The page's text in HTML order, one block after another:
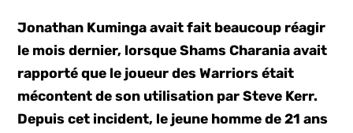
Jonathan Kuminga avait fait beaucoup réagir
le mois dernier, lorsque Shams Charania avait
rapporté que le joueur des Warriors était
mécontent de son utilisation par Steve Kerr.
Depuis cet incident, le jeune homme de 21 ans